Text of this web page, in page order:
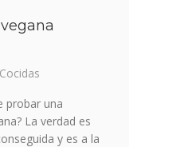
probar una
La verdad es
y es a la